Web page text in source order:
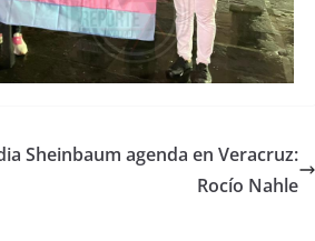
Sheinbaum agenda en Veracruz:
Rocío Nahle